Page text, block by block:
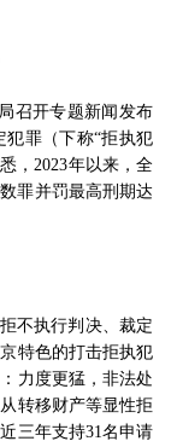
召开专题新闻发布
罪（下称“拒执犯
，2023年以来，全
罪并罚最高刑期达
不执行判决、裁定
特色的打击拒执犯
力度更猛，非法处
转移财产等显性拒
三年支持31名申请